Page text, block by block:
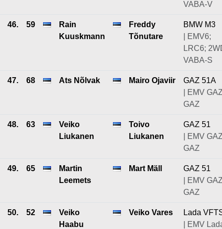
VABA-V
46. 59
Rain
Kuuskmann
Freddy
Tõnutare
BMW M3
| EMV6;
LRC6;
VABA-S
47. 68 Ats Nõlvak Mairo Ojaviir
GAZ 51A
| EMV
GAZ
48. 63
Veiko
Liukanen
Toivo
Liukanen
GAZ 51
| EMV
GAZ
49. 65
Martin
Leemets
Mart Mäll
GAZ 51
| EMV
GAZ
50. 52
Veiko
Haabu
Veiko Vares
Lada
| EMV